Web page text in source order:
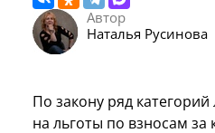
Автор
Наталья Русинова
По закону ряд
на льготы по взносам